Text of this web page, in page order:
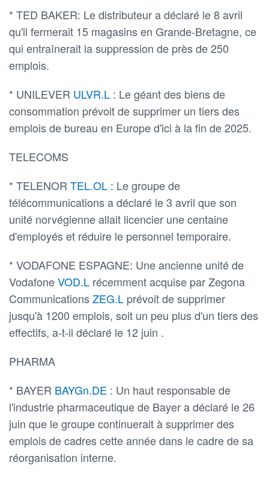
* TED BAKER: Le distributeur a déclaré le 8 avril
qu'il fermerait 15 magasins en Grande-Bretagne, ce
qui entraînerait la suppression de près de 250
emplois.
* UNILEVER ULVR.L : Le géant des biens de
consommation prévoit de supprimer un tiers des
emplois de bureau en Europe d'ici à la fin de 2025.
TELECOMS
* TELENOR TEL.OL : Le groupe de
télécommunications a déclaré le 3 avril que son
unité norvégienne allait licencier une centaine
d'employés et réduire le personnel temporaire.
* VODAFONE ESPAGNE: Une ancienne unité de
VodafoneVOD.L récemment acquise par Zegona
CommunicationsZEG.L prévoit de supprimer
jusqu'à 1200 emplois, soit un peu plus d'un tiers des
effectifs, a-t-il déclaré le 12 juin .
PHARMA
* BAYER BAYGn.DE : Un haut responsable de
l'industrie pharmaceutique de Bayer a déclaré le 26
juin que le groupe continuerait à supprimer des
emplois de cadres cette année dans le cadre de sa
réorganisation interne.